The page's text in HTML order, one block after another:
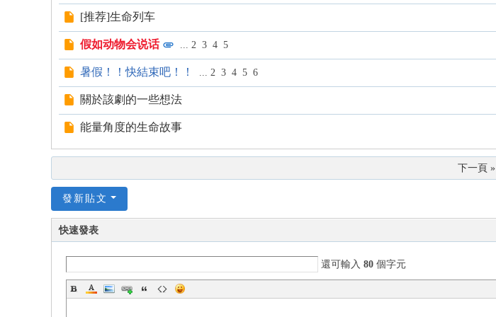
[推荐]生命列车
假如动物会说话 ... 2 3 4 5
暑假！！快結束吧！！ ... 2 3 4 5 6
關於該劇的一些想法
能量角度的生命故事
下一頁 »
發新貼文
快速發表
還可輸入 80 個字元